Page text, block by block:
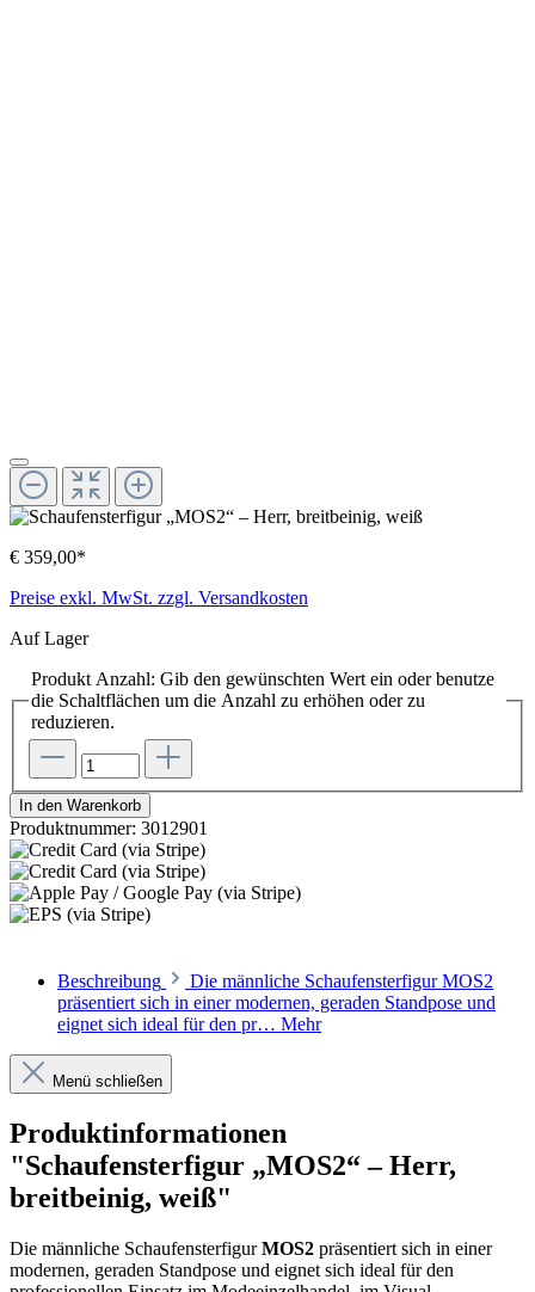
€ 359,00*
Preise exkl. MwSt. zzgl. Versandkosten
Auf Lager
Produkt Anzahl: Gib den gewünschten Wert ein oder benutze
die Schaltflächen um die Anzahl zu erhöhen oder zu
reduzieren.
In den Warenkorb
Produktnummer: 3012901
Beschreibung
Die männliche Schaufensterfigur MOS2
präsentiert sich in einer modernen, geraden Standpose und
eignet sich ideal für den pr… Mehr
Menü schließen
Produktinformationen
"Schaufensterfigur „MOS2“ – Herr,
breitbeinig, weiß"
Die männliche SchaufensterfigurMOS2 präsentiert sich in einer
modernen, geraden Standpose und eignet sich ideal für den